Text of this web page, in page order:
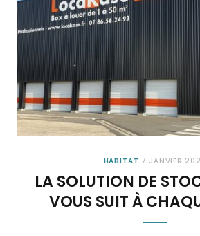
HABITAT 7 JANVIER
LA SOLUTION DE
VOUS SUIT À